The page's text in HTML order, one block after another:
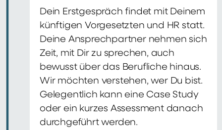
Dein Erstgespräch findet mit Deinem
künftigen Vorgesetzten und HR statt.
Deine Ansprechpartner nehmen sich
Zeit, mit Dir zu sprechen, auch
bewusst über das Berufliche hinaus.
Wir möchten verstehen, wer Du bist.
Gelegentlich kann eine Case Study
oder ein kurzes Assessment danach
durchgeführt werden.